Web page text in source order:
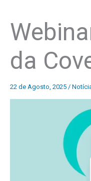
da
22 de Agosto, 2025 /